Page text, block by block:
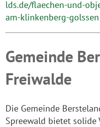
lds.de/flaechen-und-
am-klinkenberg-golssen
Gemeinde
Freiwalde
Die Gemeinde
Spreewald bietet solide